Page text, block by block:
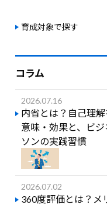
育成対象で探す
コラム
2026.07.16
内省とは？自己理
意味・効果と、ビジ
ソンの実践習慣
2026.07.02
360度評価とは？メ